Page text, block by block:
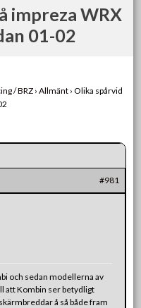
impreza WRX
01-02
/ BRZ › Allmänt › Olika spårvid
#981
och sedan modellerna av
att Kombin ser betydligt
å så både fram